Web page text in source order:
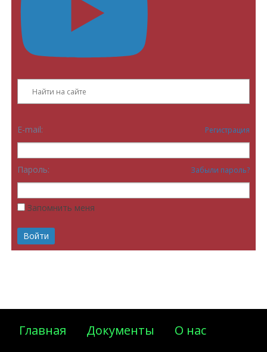
E-mail: Регистрация
Пароль: Забыли пароль?
Запомнить меня
Главная Документы О нас